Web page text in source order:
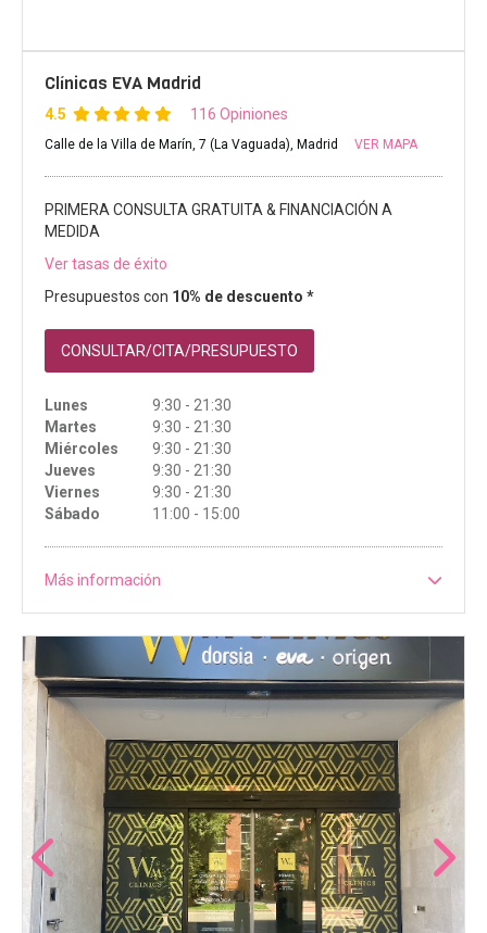
Clínicas EVA Madrid
4.5 116 Opiniones
Calle de la Villa de Marín, 7 (La Vaguada), Madrid VER MAPA
PRIMERA CONSULTA GRATUITA & FINANCIACIÓN A
MEDIDA
Ver tasas de éxito
Presupuestos con 10% de descuento *
CONSULTAR/CITA/PRESUPUESTO
Lunes
9:30 - 21:30
Martes
9:30 - 21:30
Miércoles
9:30 - 21:30
Jueves
9:30 - 21:30
Viernes
9:30 - 21:30
Sábado
11:00 - 15:00
Más información